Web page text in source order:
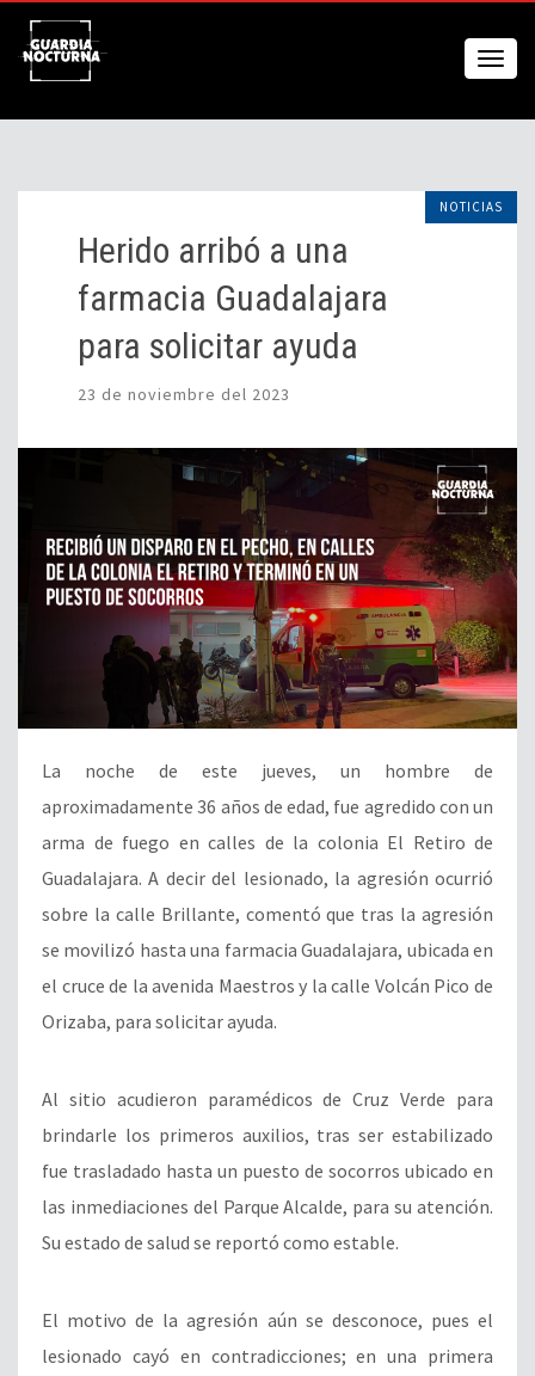
NOTICIAS
Herido arribó a una
farmacia Guadalajara
para solicitar ayuda
23 de noviembre del 2023
La noche de este jueves, un hombre de
aproximadamente 36 años de edad, fue agredido con un
arma de fuego en calles de la colonia El Retiro de
Guadalajara. A decir del lesionado, la agresión ocurrió
sobre la calle Brillante, comentó que tras la agresión
se movilizó hasta una farmacia Guadalajara, ubicada en
el cruce de la avenida Maestros y la calle Volcán Pico de
Orizaba, para solicitar ayuda.
Al sitio acudieron paramédicos de Cruz Verde para
brindarle los primeros auxilios, tras ser estabilizado
fue trasladado hasta un puesto de socorros ubicado en
las inmediaciones del Parque Alcalde, para su atención.
Su estado de salud se reportó como estable.
El motivo de la agresión aún se desconoce, pues el
lesionado cayó en contradicciones; en una primera